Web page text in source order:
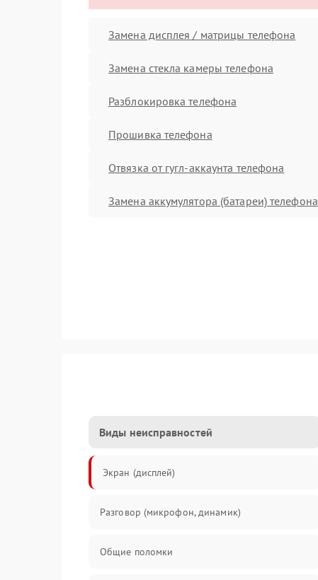
Замена дисплея / матрицы телефона
Замена стекла камеры телефона
Разблокировка телефона
Прошивка телефона
Отвязка от гугл-аккаунта телефона
Замена аккумулятора (батареи) телефона
Виды неисправностей
Экран (дисплей)
Разговор (микрофон, динамик)
Общие поломки